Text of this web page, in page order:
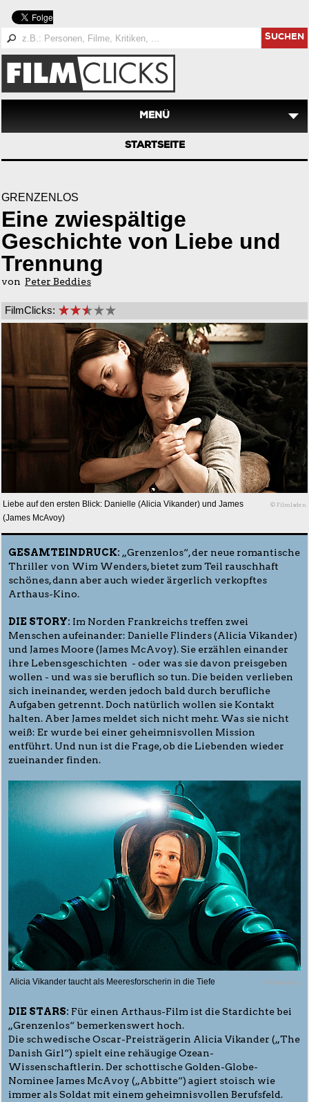
SUCHEN
MENÜ
STARTSEITE
GRENZENLOS
Eine zwiespältige
Geschichte von Liebe und
Trennung
von Peter Beddies
FilmClicks:
Liebe auf den ersten Blick: Danielle (Alicia Vikander) und James
(James McAvoy)
© Filmladen
GESAMTEINDRUCK: „Grenzenlos“, der neue romantische
Thriller von Wim Wenders, bietet zum Teil rauschhaft
schönes, dann aber auch wieder ärgerlich verkopftes
Arthaus-Kino.
DIE STORY: Im Norden Frankreichs treffen zwei
Menschen aufeinander: Danielle Flinders (Alicia Vikander)
und James Moore (James McAvoy). Sie erzählen einander
ihre Lebensgeschichten - oder was sie davon preisgeben
wollen - und was sie beruflich so tun. Die beiden verlieben
sich ineinander, werden jedoch bald durch berufliche
Aufgaben getrennt. Doch natürlich wollen sie Kontakt
halten. Aber James meldet sich nicht mehr. Was sie nicht
weiß: Er wurde bei einer geheimnisvollen Mission
entführt. Und nun ist die Frage, ob die Liebenden wieder
zueinander finden.
Alicia Vikander taucht als Meeresforscherin in die Tiefe © Filmladen
DIE STARS: Für einen Arthaus-Film ist die Stardichte bei
„Grenzenlos“ bemerkenswert hoch.
Die schwedische Oscar-Preisträgerin Alicia Vikander („The
Danish Girl“) spielt eine rehäugige Ozean-
Wissenschaftlerin. Der schottische Golden-Globe-
Nominee James McAvoy („Abbitte“) agiert stoisch wie
immer als Soldat mit einem geheimnisvollen Berufsfeld.